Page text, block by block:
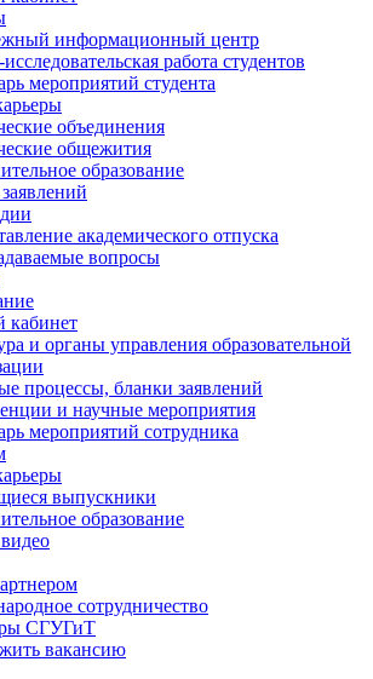
информационный центр
работа студентов
мероприятий студента
объединения
общежития
образование
академического отпуска
вопросы
кабинет
и органы управления образовательной
процессы, бланки заявлений
и научные мероприятия
мероприятий сотрудника
выпускники
образование
сотрудничество
СГУГиТ
вакансию